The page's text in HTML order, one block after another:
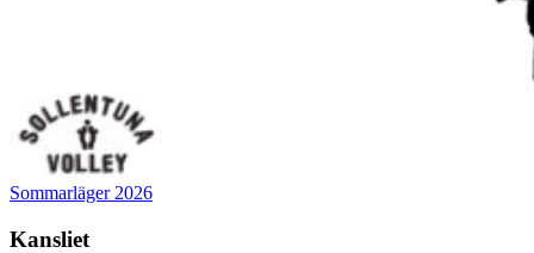
Sommarläger 2026
Kansliet